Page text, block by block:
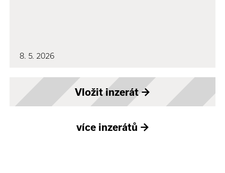
8. 5. 2026
Vložit inzerát→
více inzerátů →